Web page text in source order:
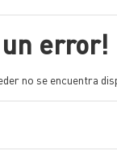
error!
no se encuentra